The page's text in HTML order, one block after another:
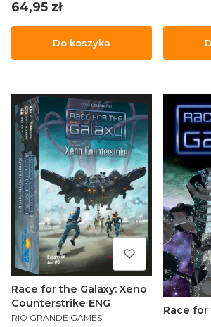
Cena
64,95 zł
Do koszyka
Race for the Galaxy: Xeno
Counterstrike ENG
PRODUCENT
RIO GRANDE GAMES
Race for